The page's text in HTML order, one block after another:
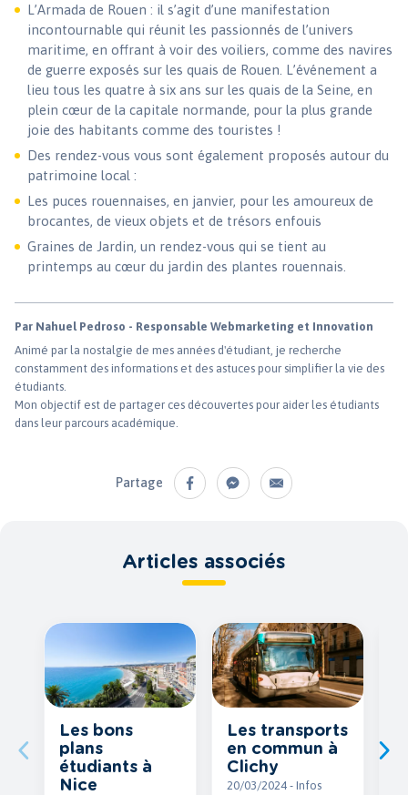
Partage
L’Armada de Rouen : il s’agit d’une manifestation
incontournable qui réunit les passionnés de l’univers
maritime, en offrant à voir des voiliers, comme des navires
de guerre exposés sur les quais de Rouen. L’événement a
lieu tous les quatre à six ans sur les quais de la Seine, en
plein cœur de la capitale normande, pour la plus grande
joie des habitants comme des touristes !
Des rendez-vous vous sont également proposés autour du
patrimoine local :
Les puces rouennaises, en janvier, pour les amoureux de
brocantes, de vieux objets et de trésors enfouis
Graines de Jardin, un rendez-vous qui se tient au
printemps au cœur du jardin des plantes rouennais.
Par Nahuel Pedroso - Responsable Webmarketing et Innovation
Animé par la nostalgie de mes années d'étudiant, je recherche
constamment des informations et des astuces pour simplifier la vie des
étudiants.
Mon objectif est de partager ces découvertes pour aider les étudiants
dans leur parcours académique.
Articles associés
Les bons
plans
étudiants à
Nice
Les transports
en commun à
Clichy
20/03/2024 - Infos